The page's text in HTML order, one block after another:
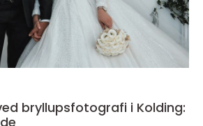
bryllupsfotografi i Kolding: